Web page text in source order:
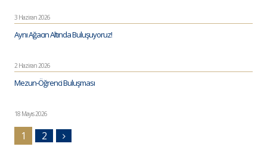
3 Haziran 2026
Aynı Ağacın Altında Buluşuyoruz!
2 Haziran 2026
Mezun-Öğrenci Buluşması
18 Mayıs 2026
1 2